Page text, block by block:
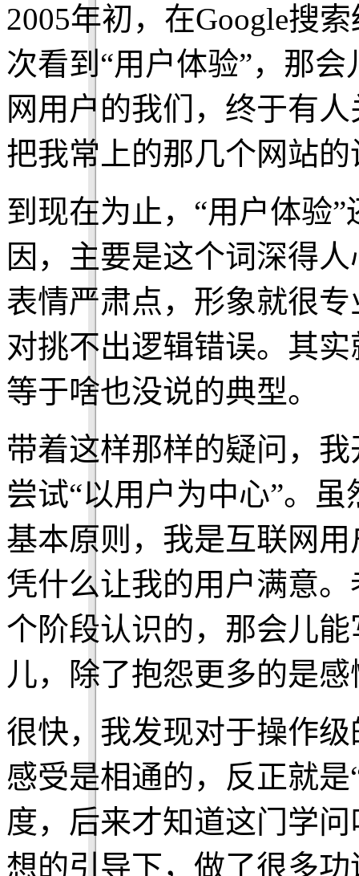
2005年初，在Google搜
次看到“用户体验”，那
网用户的我们，终于有
把我常上的那几个网站
到现在为止，“用户体验
因，主要是这个词深得
表情严肃点，形象就很
对挑不出逻辑错误。其
等于啥也没说的典型。
带着这样那样的疑问，
尝试“以用户为中心”。
基本原则，我是互联网
凭什么让我的用户满意。
个阶段认识的，那会儿
儿，除了抱怨更多的是感
很快，我发现对于操作
感受是相通的，反正就
度，后来才知道这门学
想的引导下，做了很多